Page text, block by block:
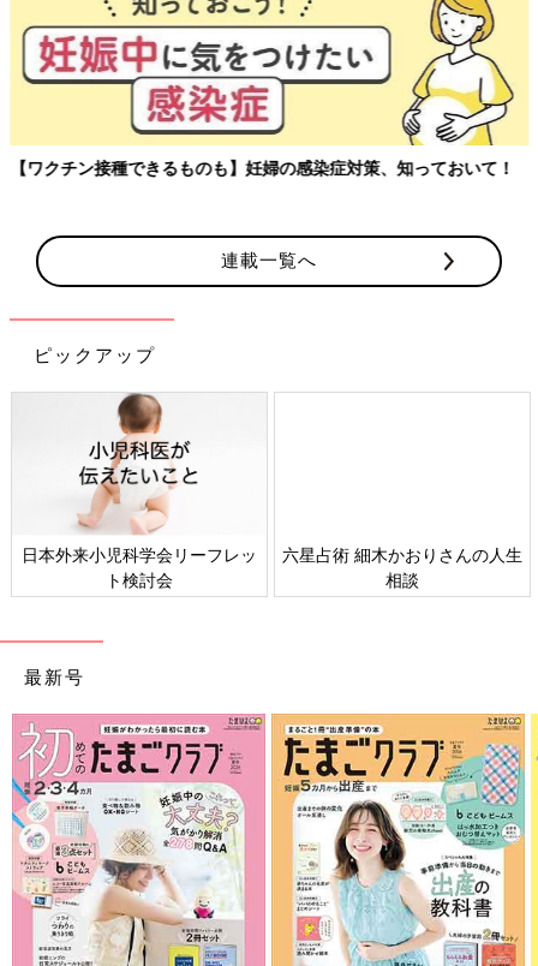
【ワクチン接種できるものも】妊婦の感染症対策、知っておいて！
連載一覧へ
ピックアップ
日本外来小児科学会リーフレッ
ト検討会
六星占術 細木かおりさんの人生
相談
最新号